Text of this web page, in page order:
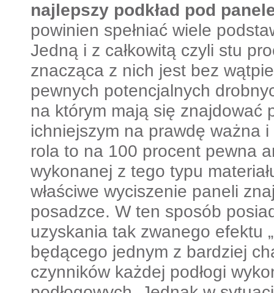
najlepszy podkład pod
powinien spełniać wiele
Jedną i z całkowitą czyli stu
znacząca z nich jest bez
pewnych potencjalnych
na którym mają się znajdować
ichniejszym na prawdę ważna
rola to na 100 procent pewna
wykonanej z tego typu
właściwe wyciszenie paneli
posadzce. W ten sposób
uzyskania tak zwanego efektu
będącego jednym z bardziej
czynników każdej podłogi